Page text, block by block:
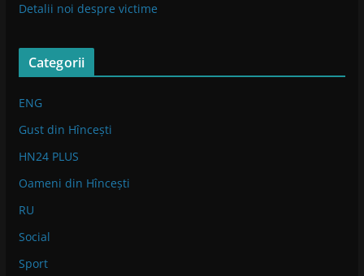
Detalii noi despre victime
Categorii
ENG
Gust din Hîncești
HN24 PLUS
Oameni din Hîncești
RU
Social
Sport